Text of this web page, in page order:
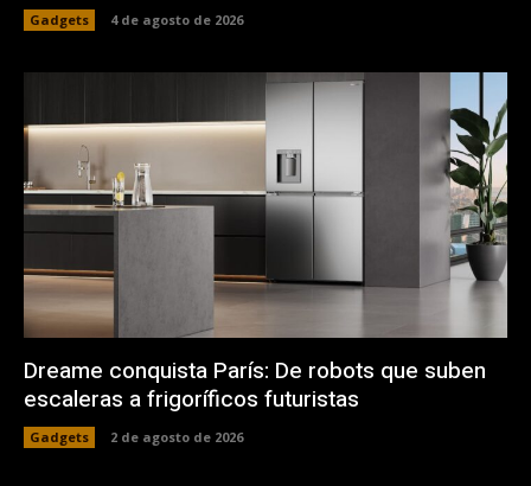
Gadgets 4 de agosto de 2026
Dreame conquista París: De robots que suben
escaleras a frigoríficos futuristas
Gadgets 2 de agosto de 2026